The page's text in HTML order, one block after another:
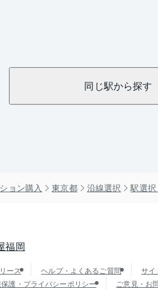
同じ駅から探す
ョン購入 東京都 沿線選択 駅選択
福岡
ース ヘルプ・よくあるご質問 サイ
護・プライバシーポリシー ご意見・お